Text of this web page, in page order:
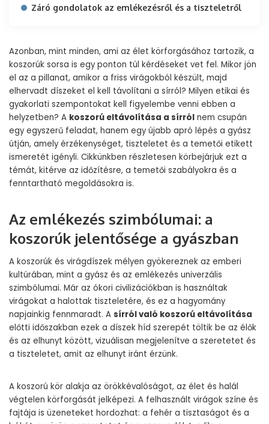
Záró gondolatok az emlékezésről és a tiszteletről
Azonban, mint minden, ami az élet körforgásához tartozik, a
koszorúk sorsa is egy ponton túl kérdéseket vet fel. Mikor jön
el az a pillanat, amikor a friss virágokból készült, majd
elhervadt díszeket el kell távolítani a sírról? Milyen etikai és
gyakorlati szempontokat kell figyelembe venni ebben a
helyzetben? A koszorú eltávolítása a sírról nem csupán
egy egyszerű feladat, hanem egy újabb apró lépés a gyász
útján, amely érzékenységet, tiszteletet és a temetői etikett
ismeretét igényli. Cikkünkben részletesen körbejárjuk ezt a
témát, kitérve az időzítésre, a temetői szabályokra és a
fenntartható megoldásokra is.
Az emlékezés szimbólumai: a
koszorúk jelentősége a gyászban
A koszorúk és virágdíszek mélyen gyökereznek az emberi
kultúrában, mint a gyász és az emlékezés univerzális
szimbólumai. Már az ókori civilizációkban is használtak
virágokat a halottak tiszteletére, és ez a hagyomány
napjainkig fennmaradt. A sírról való koszorú eltávolítása
előtti időszakban ezek a díszek híd szerepét töltik be az élők
és az elhunyt között, vizuálisan megjelenítve a szeretetet és
a tiszteletet, amit az elhunyt iránt érzünk.
A koszorú kör alakja az örökkévalóságot, az élet és halál
végtelen körforgását jelképezi. A felhasznált virágok színe és
fajtája is üzeneteket hordozhat: a fehér a tisztaságot és a